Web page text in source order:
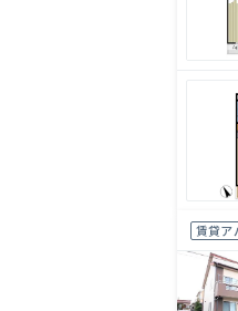
賃貸ア